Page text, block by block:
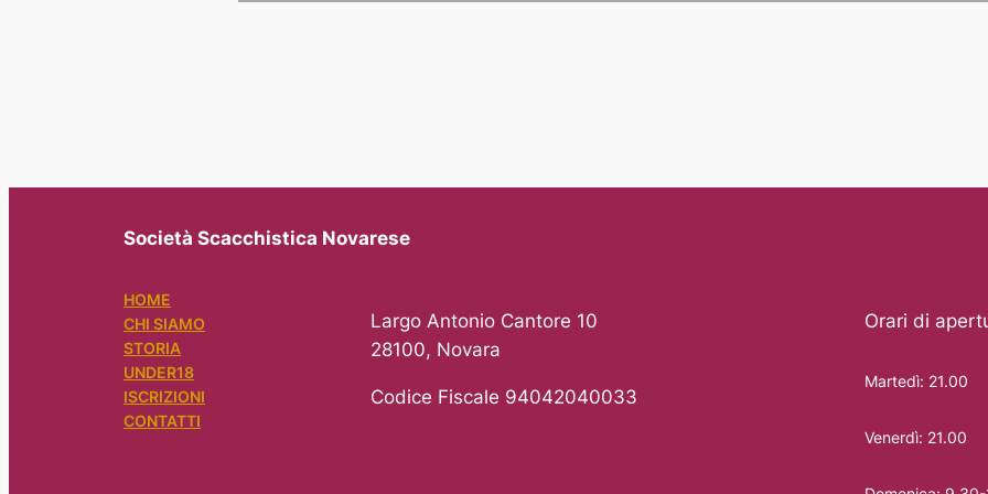
Società Scacchistica Novarese
HOME
CHI SIAMO
STORIA
UNDER18
ISCRIZIONI
CONTATTI
Largo Antonio Cantore 10
28100, Novara
Codice Fiscale 94042040033
Orari di
Martedì: 21.00
Venerdì: 21.00